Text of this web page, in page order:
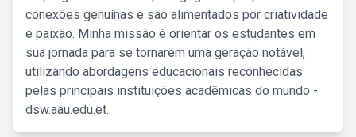
conexões genuínas e são alimentados por criatividade
e paixão. Minha missão é orientar os estudantes em
sua jornada para se tornarem uma geração notável,
utilizando abordagens educacionais reconhecidas
pelas principais instituições acadêmicas do mundo -
dsw.aau.edu.et.